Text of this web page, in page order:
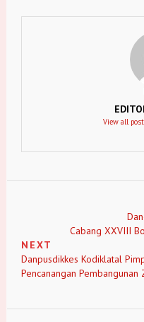
View all
Cabang XXVIII
NEXT
Danpusdikkes Kodiklatal
Pencanangan Pembangunan